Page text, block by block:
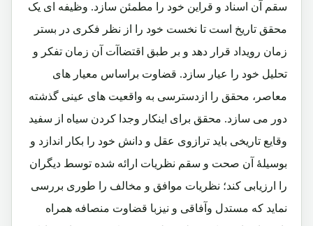
سقم آن اسناد و قراین خود را مطمئن سازد. وظیفه ای یک
محقق تاریخ است تا نخست خود را از نظر فکری در بستر
زمان رویداد قرار دهد و بر طبق اقتضاآت آن زمان تفکر و
تحلیل خود را عیار سازد. قضاوت براساس معیار های
معاصر، محقق را ازدسترسی به واقعیت های عینی گذشته
دور می سازد. محقق برای اینکار وجدا کردن سیاه از سفید
وقایع تاریخی باید ترازوی عقل و دانش خود را بکار اندازد و
بوسیلۀ آن صحت و سقم نظریات ارائه شده توسط دیگران
را ارزیابی کند؛ نظریات موافق و مخالف را طوری بررسی
نماید که مستدل وآفاقی و نیزبا قضاوت منصافه همراه